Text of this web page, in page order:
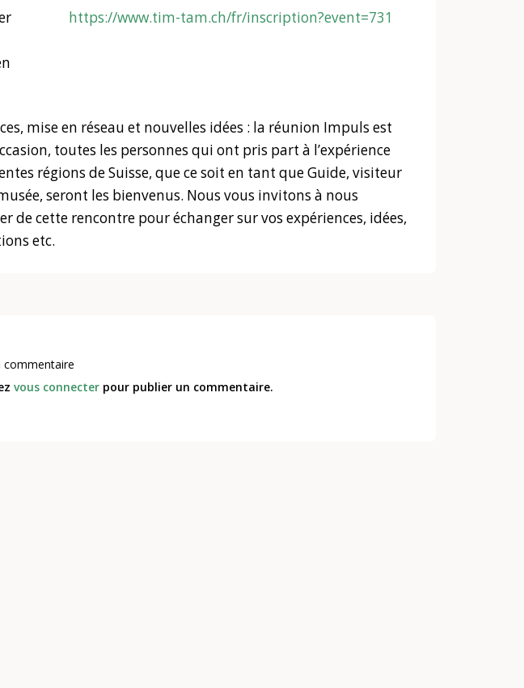
https://www.tim-tam.ch/fr/inscription?event=731
mise en réseau et nouvelles idées : la réunion Impuls est
toutes les personnes qui ont pris part à l’expérience
régions de Suisse, que ce soit en tant que Guide, visiteur
seront les bienvenus. Nous vous invitons à nous
de cette rencontre pour échanger sur vos expériences, idées,
etc.
commentaire
vous connecterpour publier un commentaire.